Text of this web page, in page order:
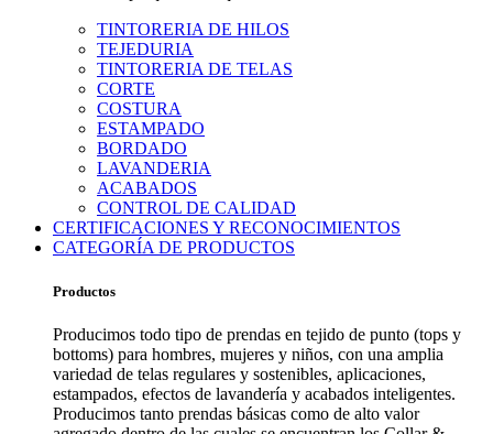
TINTORERIA DE HILOS
TEJEDURIA
TINTORERIA DE TELAS
CORTE
COSTURA
ESTAMPADO
BORDADO
LAVANDERIA
ACABADOS
CONTROL DE CALIDAD
CERTIFICACIONES Y RECONOCIMIENTOS
CATEGORÍA DE PRODUCTOS
Productos
Producimos todo tipo de prendas en tejido de punto (tops y
bottoms) para hombres, mujeres y niños, con una amplia
variedad de telas regulares y sostenibles, aplicaciones,
estampados, efectos de lavandería y acabados inteligentes.
Producimos tanto prendas básicas como de alto valor